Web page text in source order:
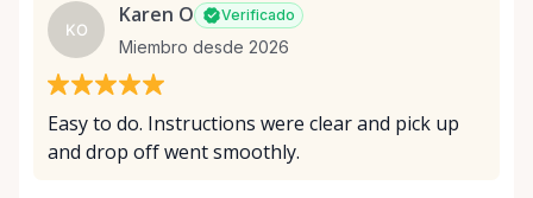
KO
Karen O Verificado
Miembro desde 2026
Easy to do. Instructions were clear and pick up
and drop off went smoothly.